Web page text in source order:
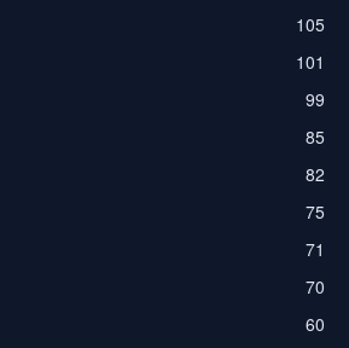
105
101
99
85
82
75
71
70
60